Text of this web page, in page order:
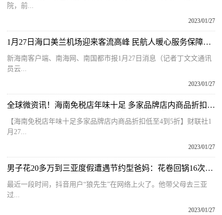
院，前...
2023/01/27
1月27日海口美兰机场迎来客流高峰 民航人暖心服务保障春运
新海南客户端、南海网、南国都市报1月27日消息（记者丁文文通讯
员云...
2023/01/27
全球微资讯！海南免税店年味十足 多家品牌店内商品折扣低至4到5折
【海南免税店年味十足多家品牌店内商品折扣低至4到5折】财联社1
月27...
2023/01/27
男子花20多万到三亚度假遭遇节约型爸妈：花卷回锅16次，临走打包剩菜调料
最近一段时间，抖音用户“狼先生”在网络上火了。他带父母去三亚
过...
2023/01/27